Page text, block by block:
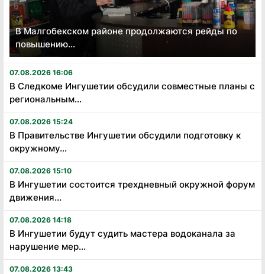
В Малгобекском районе продолжаются рейды по
повышению...
07.08.2026 16:06
В Следкоме Ингушетии обсудили совместные планы с
региональным...
07.08.2026 15:24
В Правительстве Ингушетии обсудили подготовку к
окружному...
07.08.2026 15:10
В Ингушетии состоится трехдневный окружной форум
движения...
07.08.2026 14:18
В Ингушетии будут судить мастера водоканала за
нарушение мер...
07.08.2026 13:43